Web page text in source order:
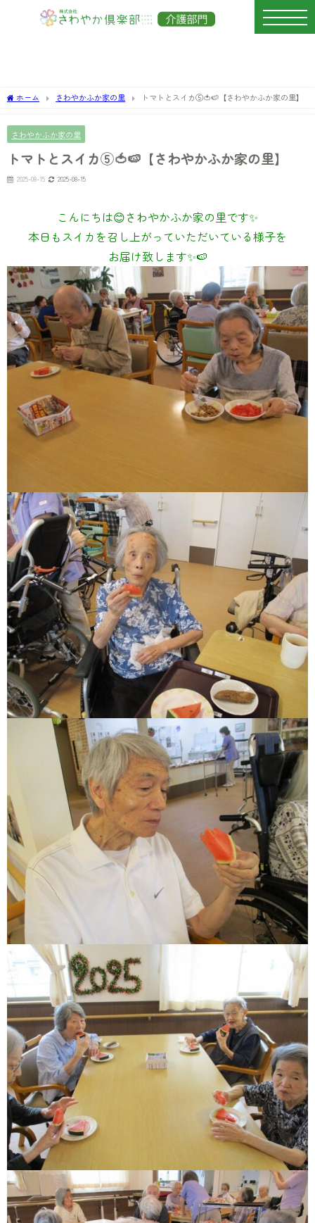
ホーム さわやかふか家の里 トマトとスイカ⑤🍅🍉【さわやかふか家の里】
さわやかふか家の里
トマトとスイカ⑤🍅🍉【さわやかふか家の里】
2025-08-15 2025-08-15
こんにちは😊さわやかふか家の里です✨
本日もスイカを召し上がっていただいている様子を
お届け致します✨🍉